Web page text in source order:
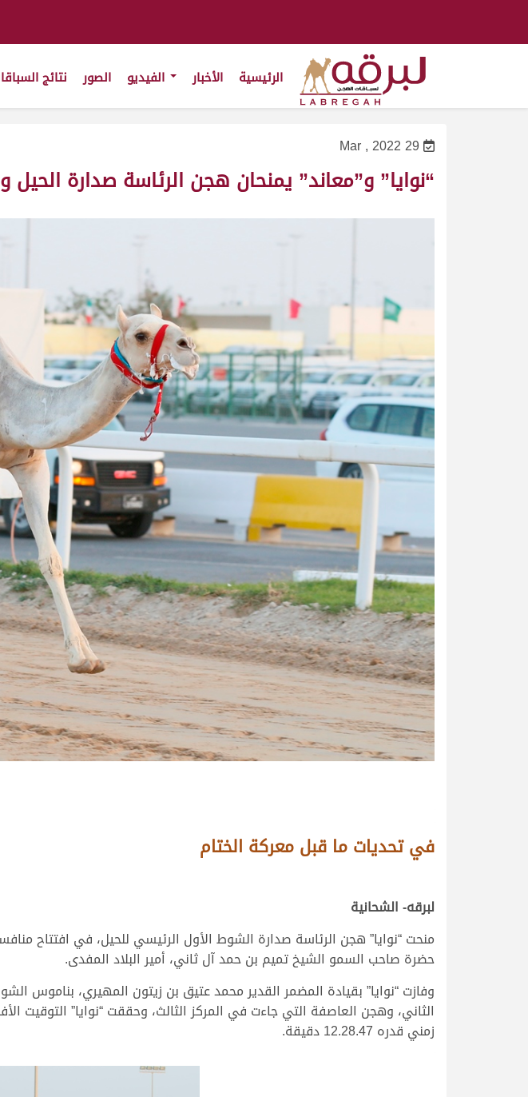
الرئيسية الأخبار الصور نتائج
29 Mar , 2022
“نوايا” و”معاند” يمنحان هجن الرئاسة صدارة الحيل
في تحديات ما قبل معركة الختام
لبرقه- الشحانية
منحت “نوايا” هجن الرئاسة صدارة الشوط الأول الرئيسي للحيل، في افتتاح
حضرة صاحب السمو الشيخ تميم بن حمد آل ثاني، أمير البلاد المفدى.
وفازت “نوايا” بقيادة المضمر القدير محمد عتيق بن زيتون المهيري، بناموس
زمني قدره 12.28.47 دقيقة.